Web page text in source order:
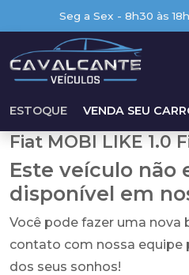
Seg a Sex - 8h30 às
ESTOQUE VENDA SEU
Fiat MOBI LIKE 1.0
Este veículo não
disponível em
Você pode fazer uma nova
contato com nossa equipe
dos seus sonhos!